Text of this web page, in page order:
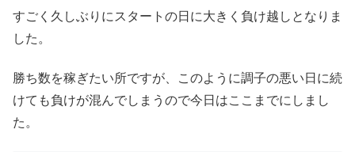
すごく久しぶりにスタートの日に大きく負け越しとなりま
した。
勝ち数を稼ぎたい所ですが、このように調子の悪い日に続
けても負けが混んでしまうので今日はここまでにしまし
た。